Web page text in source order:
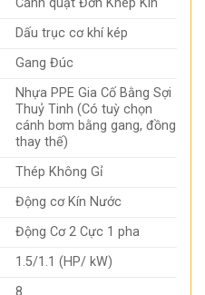
Cánh quạt Đơn Khép Kín
Dấu trục cơ khí kép
Gang Đúc
Nhựa PPE Gia Cố Bằng Sợi
Thuỷ Tinh (Có tuỳ chọn
cánh bơm bằng gang, đồng
thay thế)
Thép Không Gỉ
Động cơ Kín Nước
Động Cơ 2 Cực 1 pha
1.5/1.1 (HP/ kW)
8